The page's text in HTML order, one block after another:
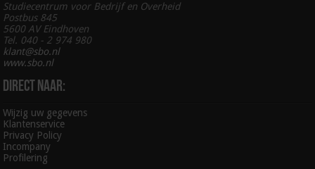
Studiecentrum voor Bedrijf en Overheid
Postbus 845
5600 AV Eindhoven
Tel. 040 - 2 974 980
klant@sbo.nl
www.sbo.nl
Direct naar:
Wijzig uw gegevens
Klantenservice
Privacy Policy
Incompany
Profilering